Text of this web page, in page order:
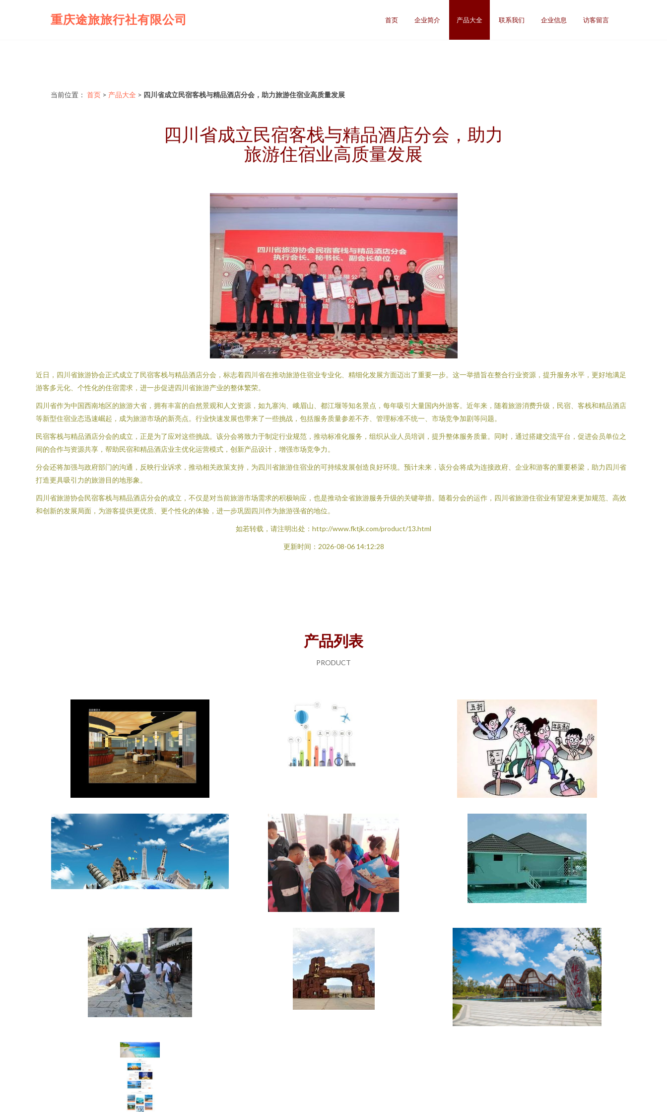
重庆途旅旅行社有限公司 首页 企业简介 产品大全 联系我们 企业信息 访客留言
当前位置： 首页 > 产品大全 > 四川省成立民宿客栈与精品酒店分会，助力旅游住宿业高质量发展
四川省成立民宿客栈与精品酒店分会，助力
旅游住宿业高质量发展
近日，四川省旅游协会正式成立了民宿客栈与精品酒店分会，标志着四川省在推动旅游住宿业专业化、精细化发展方面迈出了重要一步。这一举措旨在整合行业资源，提升服务水平，更好地满足
游客多元化、个性化的住宿需求，进一步促进四川省旅游产业的整体繁荣。
四川省作为中国西南地区的旅游大省，拥有丰富的自然景观和人文资源，如九寨沟、峨眉山、都江堰等知名景点，每年吸引大量国内外游客。近年来，随着旅游消费升级，民宿、客栈和精品酒店
等新型住宿业态迅速崛起，成为旅游市场的新亮点。行业快速发展也带来了一些挑战，包括服务质量参差不齐、管理标准不统一、市场竞争加剧等问题。
民宿客栈与精品酒店分会的成立，正是为了应对这些挑战。该分会将致力于制定行业规范，推动标准化服务，组织从业人员培训，提升整体服务质量。同时，通过搭建交流平台，促进会员单位之
间的合作与资源共享，帮助民宿和精品酒店业主优化运营模式，创新产品设计，增强市场竞争力。
分会还将加强与政府部门的沟通，反映行业诉求，推动相关政策支持，为四川省旅游住宿业的可持续发展创造良好环境。预计未来，该分会将成为连接政府、企业和游客的重要桥梁，助力四川省
打造更具吸引力的旅游目的地形象。
四川省旅游协会民宿客栈与精品酒店分会的成立，不仅是对当前旅游市场需求的积极响应，也是推动全省旅游服务升级的关键举措。随着分会的运作，四川省旅游住宿业有望迎来更加规范、高效
和创新的发展局面，为游客提供更优质、更个性化的体验，进一步巩固四川作为旅游强省的地位。
如若转载，请注明出处：http://www.fktjk.com/product/13.html
更新时间：2026-08-06 14:12:28
产品列表
PRODUCT